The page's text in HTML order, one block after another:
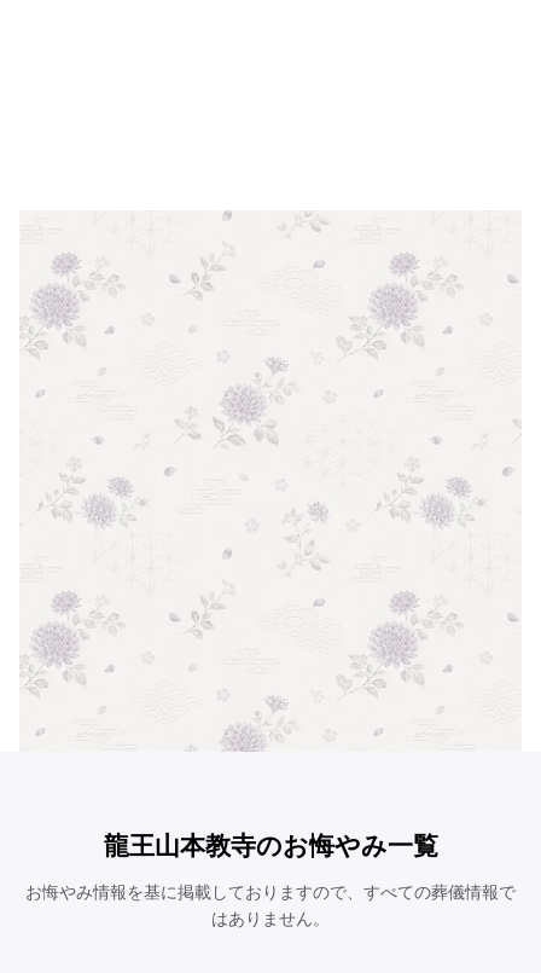
龍王山本教寺のお悔やみ一覧
お悔やみ情報を基に掲載しておりますので、すべての葬儀情報で
はありません。